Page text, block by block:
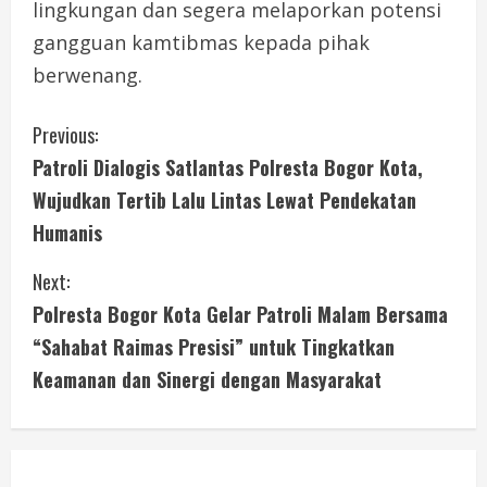
lingkungan dan segera melaporkan potensi
gangguan kamtibmas kepada pihak
berwenang.
C
o
n
t
i
n
Previous:
Patroli Dialogis Satlantas Polresta Bogor Kota,
Wujudkan Tertib Lalu Lintas Lewat Pendekatan
Humanis
Next:
Polresta Bogor Kota Gelar Patroli Malam Bersama
“Sahabat Raimas Presisi” untuk Tingkatkan
Keamanan dan Sinergi dengan Masyarakat